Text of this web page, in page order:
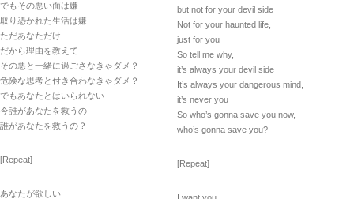
でもその悪い面は嫌
取り憑かれた生活は嫌
ただあなただけ
だから理由を教えて
その悪と一緒に過ごさなきゃダメ？
危険な思考と付き合わなきゃダメ？
でもあなたとはいられない
今誰があなたを救うの
誰があなたを救うの？
[Repeat]
あなたが欲しい
but not for your devil side
Not for your haunted life,
just for you
So tell me why,
it’s always your devil side
It’s always your dangerous mind,
it’s never you
So who’s gonna save you now,
who’s gonna save you?
[Repeat]